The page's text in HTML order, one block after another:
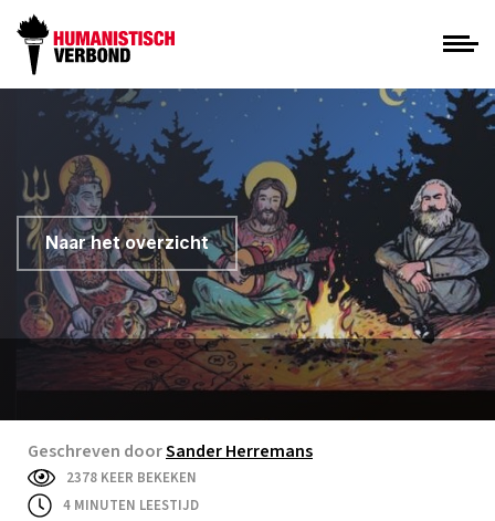
Naar het overzicht
Geschreven doorSander Herremans
2378 KEER BEKEKEN
4 MINUTEN LEESTIJD